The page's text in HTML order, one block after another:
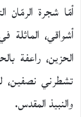
أمّا شجرة الرمّان
أشواقي،
الحزين، راعفة
تشطرني نصفين،
والنبيذ المقدس.